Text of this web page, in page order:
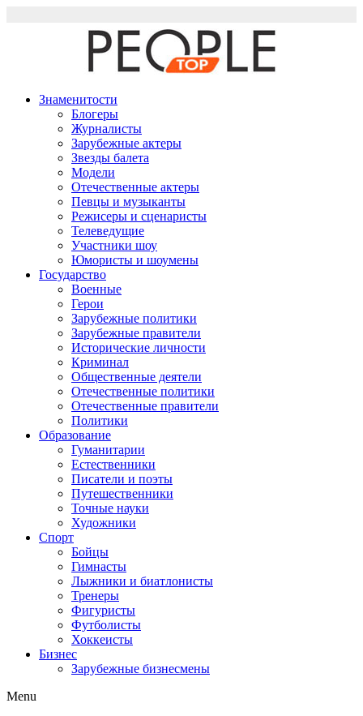
Знаменитости
Блогеры
Журналисты
Зарубежные актеры
Звезды балета
Модели
Отечественные актеры
Певцы и музыканты
Режисеры и сценаристы
Телеведущие
Участники шоу
Юмористы и шоумены
Государство
Военные
Герои
Зарубежные политики
Зарубежные правители
Исторические личности
Криминал
Общественные деятели
Отечественные политики
Отечественные правители
Политики
Образование
Гуманитарии
Естественники
Писатели и поэты
Путешественники
Точные науки
Художники
Спорт
Бойцы
Гимнасты
Лыжники и биатлонисты
Тренеры
Фигуристы
Футболисты
Хоккеисты
Бизнес
Зарубежные бизнесмены
Menu